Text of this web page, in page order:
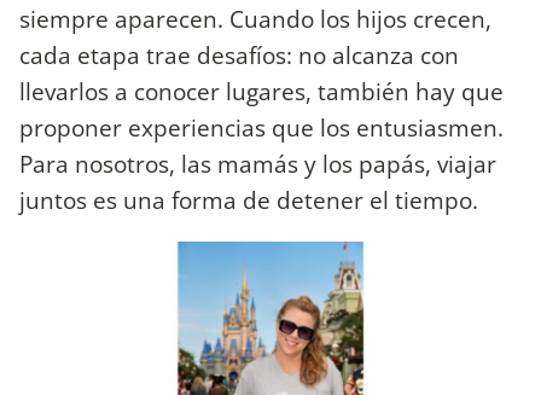
siempre aparecen. Cuando los hijos crecen,
cada etapa trae desafíos: no alcanza con
llevarlos a conocer lugares, también hay que
proponer experiencias que los entusiasmen.
Para nosotros, las mamás y los papás, viajar
juntos es una forma de detener el tiempo.